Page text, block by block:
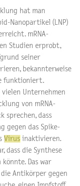
hat man
Nanopartikel (LNP)
mRNA-
Studien erprobt,
seiner
bekannterweise
funktioniert.
Unternehmen
von mRNA-
sprechen, dass
gegen das Spike-
Virus inaktivieren.
dass die Synthese
Das war
Antikörper gegen